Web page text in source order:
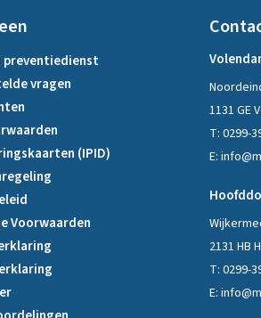
preventiedienst
vragen
(IPID)
Voorwaarden
1131 GE
T: 0299-
E:
2131 HB
T: 0299-
E: